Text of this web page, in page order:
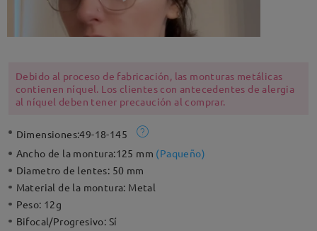
Debido al proceso de fabricación, las monturas metálicas
contienen níquel. Los clientes con antecedentes de alergia
al níquel deben tener precaución al comprar.
Dimensiones:49-18-145
Ancho de la montura:125 mm (Paqueño)
Diametro de lentes: 50 mm
Material de la montura: Metal
Peso: 12g
Bifocal/Progresivo: Sí